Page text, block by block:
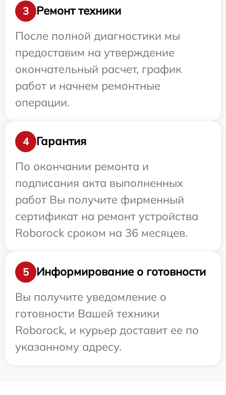
3
Ремонт техники
После полной диагностики мы
предоставим на утверждение
окончательный расчет, график
работ и начнем ремонтные
операции.
4
Гарантия
По окончании ремонта и
подписания акта выполненных
работ Вы получите фирменный
сертификат на ремонт устройства
Roborock сроком на 36 месяцев.
5
Информирование о готовности
Вы получите уведомление о
готовности Вашей техники
Roborock, и курьер доставит ее по
указанному адресу.